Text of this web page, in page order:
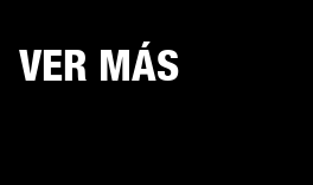
VER MÁS